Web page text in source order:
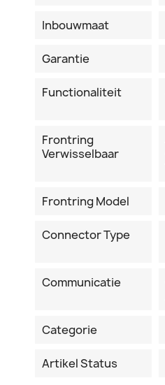
Inbouwmaat
Garantie
Functionaliteit
Frontring
Verwisselbaar
Frontring Model
Connector Type
Communicatie
Categorie
Artikel Status